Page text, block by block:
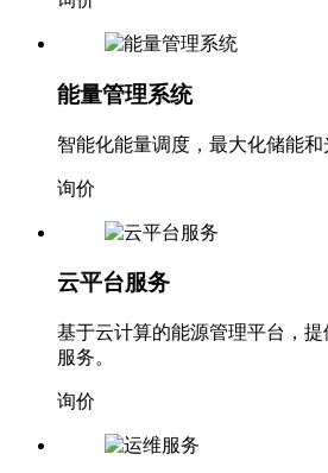
能量管理系统
智能化能量调度，最大化储能和
询价
云平台服务
基于云计算的能源管理平台，
服务。
询价